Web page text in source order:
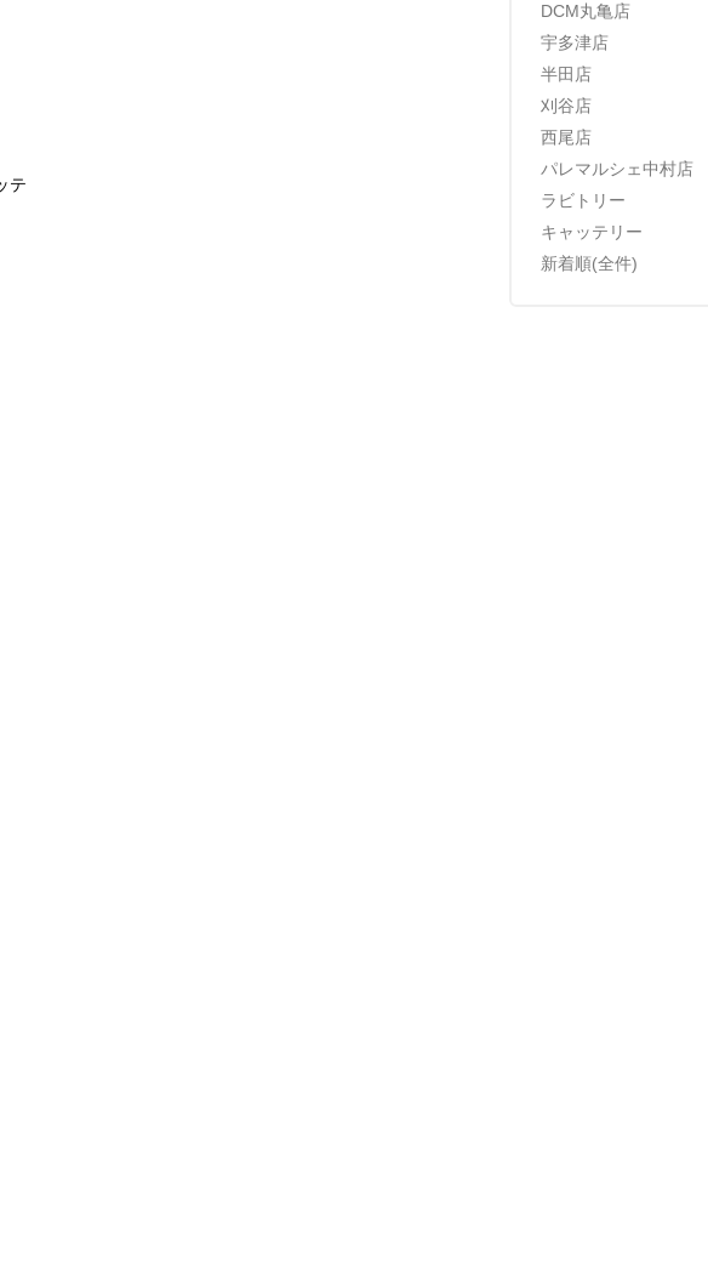
DCM丸亀店
宇多津店
半田店
刈谷店
西尾店
パレマルシェ中村店
ラビトリー
キャッテリー
新着順(全件)